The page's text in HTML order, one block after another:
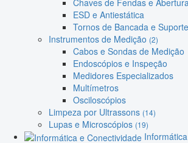
ESD e Antiestática
Tornos de Bancada e Suporte
Instrumentos de Medição (2)
Cabos e Sondas de Medição
Endoscópios e Inspeção
Medidores Especializados
Multímetros
Osciloscópios
Limpeza por Ultrassons (14)
Lupas e Microscópios (19)